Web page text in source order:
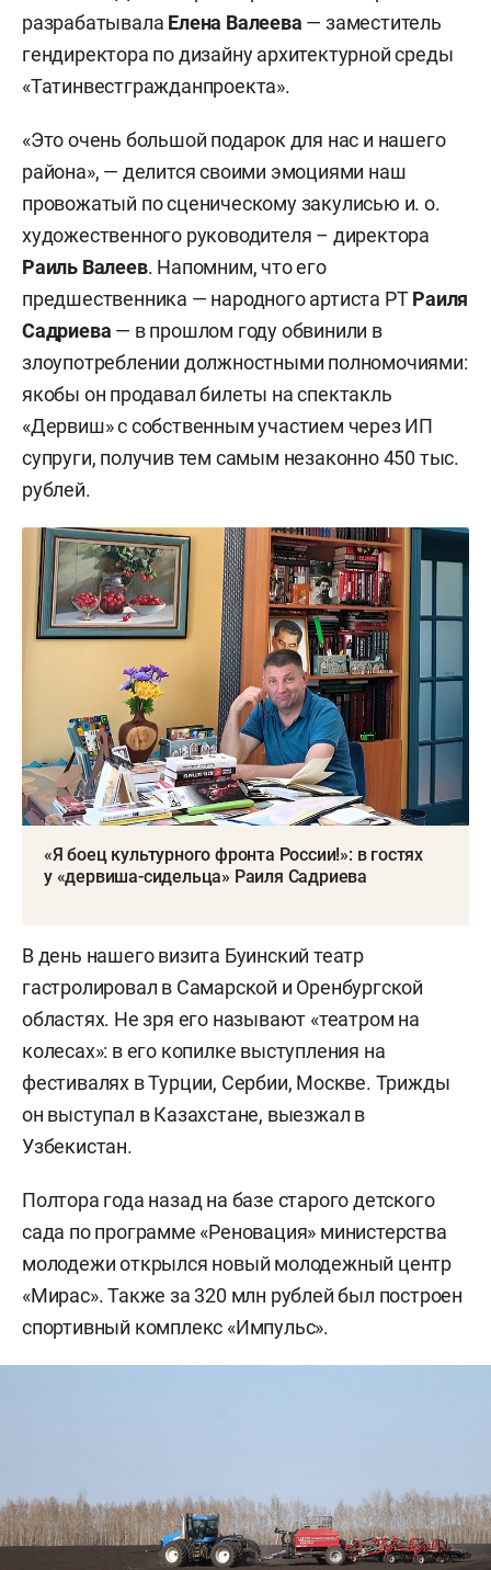
разрабатывала Елена Валеева — заместитель
гендиректора по дизайну архитектурной среды
«Татинвестгражданпроекта».
«Это очень большой подарок для нас и нашего
района», — делится своими эмоциями наш
провожатый по сценическому закулисью и. о.
художественного руководителя – директора
Раиль Валеев. Напомним, что его
предшественника — народного артиста РТРаиля
Садриева — в прошлом году обвинили в
злоупотреблении должностными полномочиями:
якобы он продавал билеты на спектакль
«Дервиш» с собственным участием через ИП
супруги, получив тем самым незаконно 450 тыс.
рублей.
«Я боец культурного фронта России!»: в гостях
у «дервиша-сидельца» Раиля Садриева
В день нашего визита Буинский театр
гастролировал в Самарской и Оренбургской
областях. Не зря его называют «театром на
колесах»: в его копилке выступления на
фестивалях в Турции, Сербии, Москве. Трижды
он выступал в Казахстане, выезжал в
Узбекистан.
Полтора года назад на базе старого детского
сада по программе «Реновация» министерства
молодежи открылся новый молодежный центр
«Мирас». Также за 320 млн рублей был построен
спортивный комплекс «Импульс».